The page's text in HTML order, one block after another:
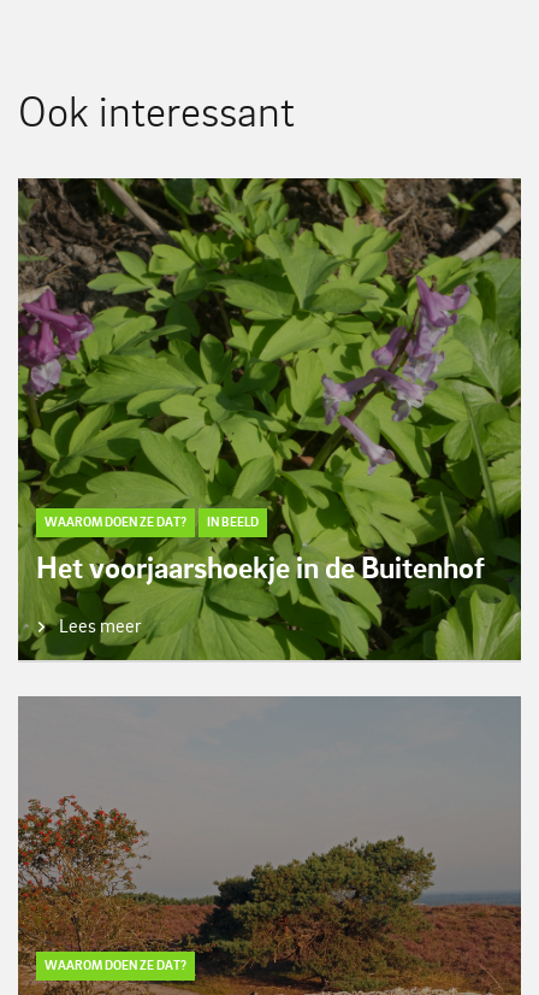
Ook interessant
WAAROM DOEN ZE DAT? IN BEELD
Het voorjaarshoekje in de Buitenhof
Lees meer
WAAROM DOEN ZE DAT?